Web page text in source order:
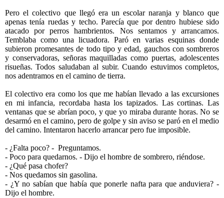
Pero el colectivo que llegó era un escolar naranja y blanco que
apenas tenía ruedas y techo. Parecía que por dentro hubiese sido
atacado por perros hambrientos. Nos sentamos y arrancamos.
Temblaba como una licuadora. Paró en varias esquinas donde
subieron promesantes de todo tipo y edad, gauchos con sombreros
y conservadoras, señoras maquilladas como puertas, adolescentes
risueñas. Todos saludaban al subir. Cuando estuvimos completos,
nos adentramos en el camino de tierra.
El colectivo era como los que me habían llevado a las excursiones
en mi infancia, recordaba hasta los tapizados. Las cortinas. Las
ventanas que se abrían poco, y que yo miraba durante horas. No se
desarmó en el camino, pero de golpe y sin aviso se paró en el medio
del camino. Intentaron hacerlo arrancar pero fue imposible.
- ¿Falta poco? - Preguntamos.
- Poco para quedarnos. - Dijo el hombre de sombrero, riéndose.
- ¿Qué pasa chofer?
- Nos quedamos sin gasolina.
- ¿Y no sabían que había que ponerle nafta para que anduviera? -
Dijo el hombre.